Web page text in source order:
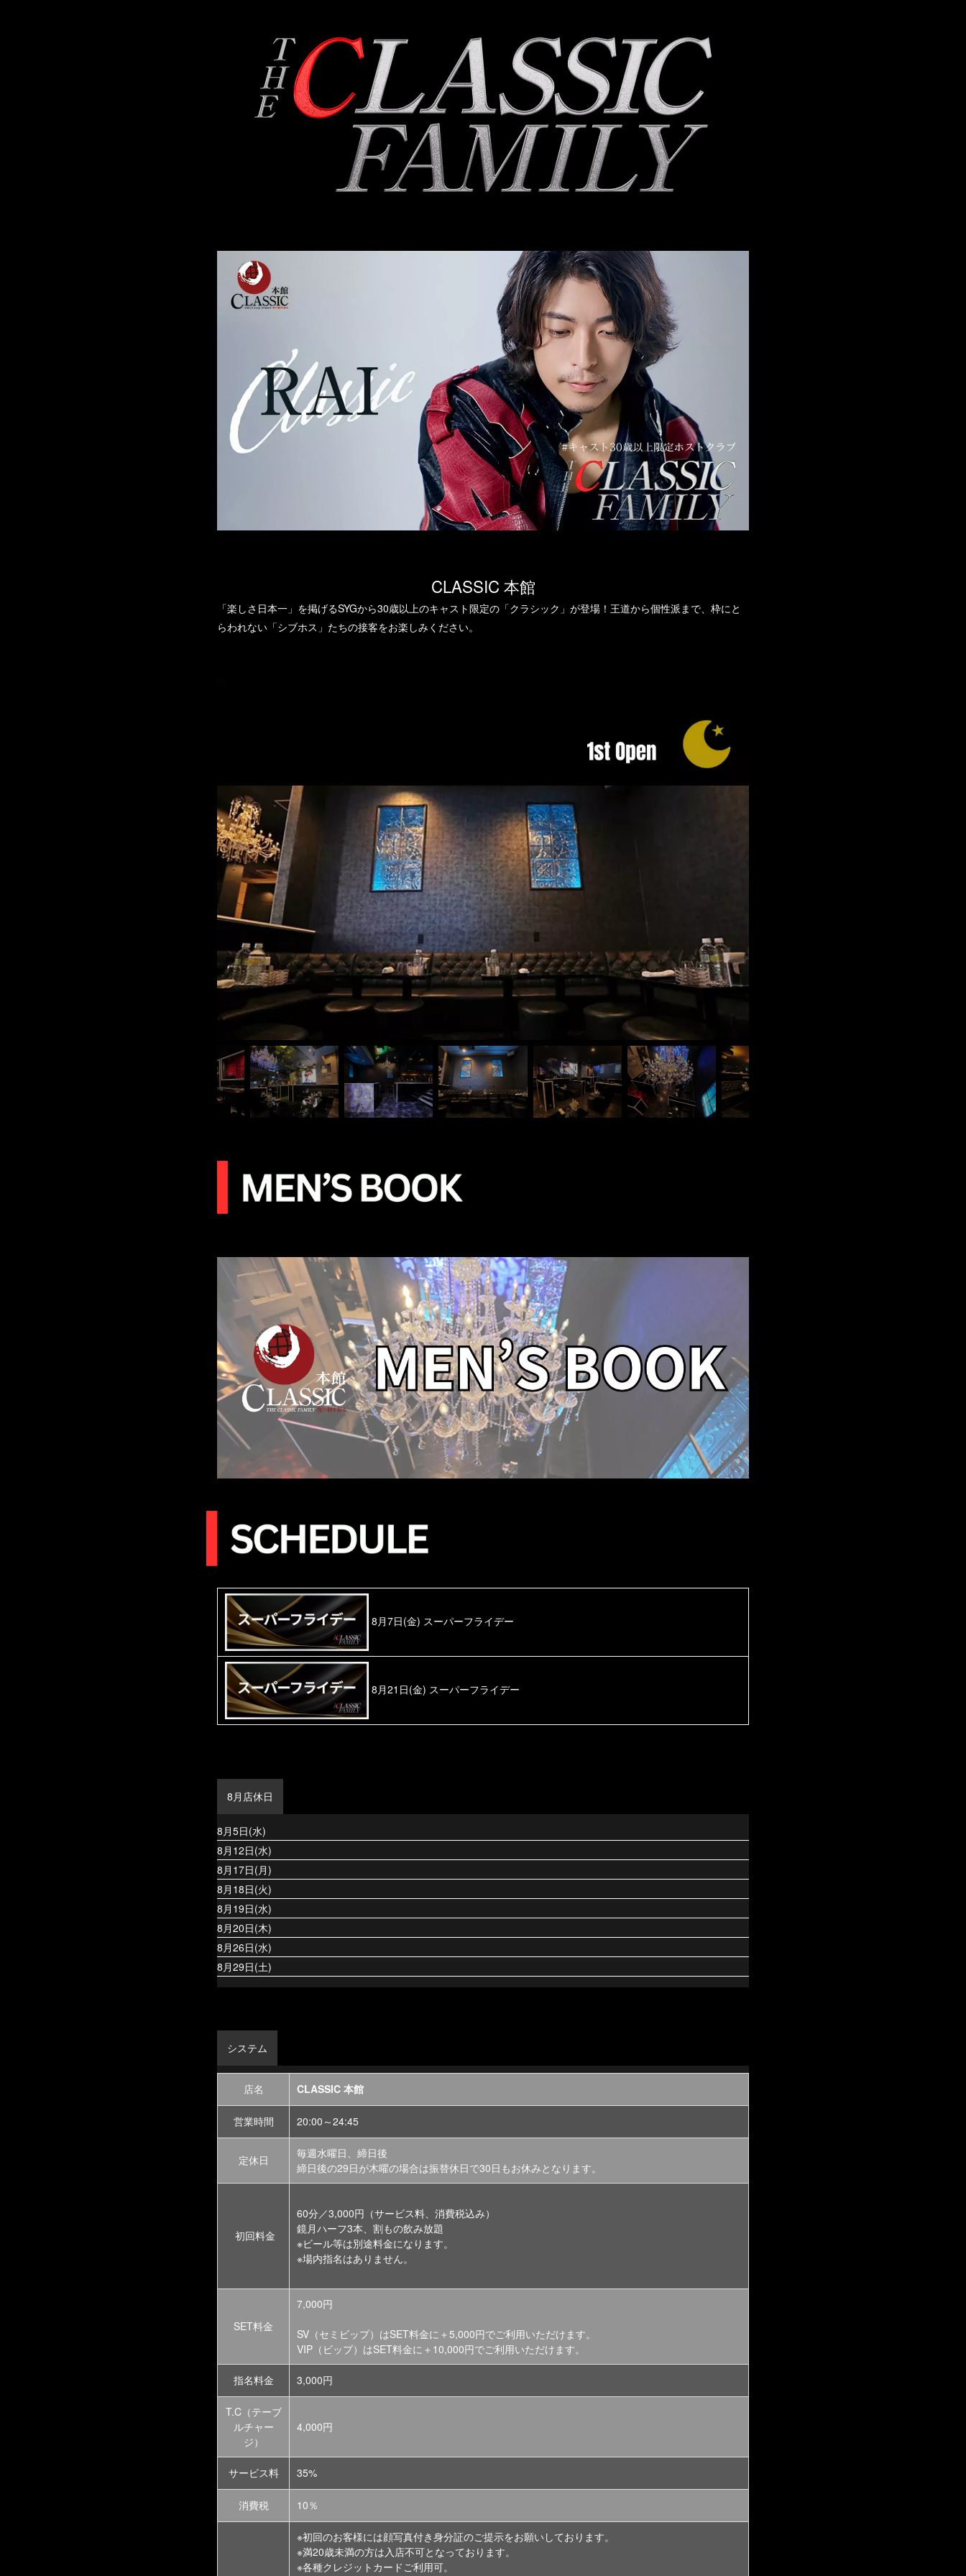
CLASSIC 本館
「楽しさ日本一」を掲げるSYGから30歳以上のキャスト限定の「クラシック」が登場！王道から個性派まで、枠にと
らわれない「シブホス」たちの接客をお楽しみください。
8月7日(金) スーパーフライデー
8月21日(金) スーパーフライデー
8月店休日
8月5日(水)
8月12日(水)
8月17日(月)
8月18日(火)
8月19日(水)
8月20日(木)
8月26日(水)
8月29日(土)
システム
店名 CLASSIC 本館
営業時間 20:00～24:45
定休日
毎週水曜日、締日後
締日後の29日が木曜の場合は振替休日で30日もお休みとなります。
初回料金
60分／3,000円（サービス料、消費税込み）
鏡月ハーフ3本、割もの飲み放題
※ビール等は別途料金になります。
※場内指名はありません。
SET料金
7,000円
SV（セミビップ）はSET料金に＋5,000円でご利用いただけます。
VIP（ビップ）はSET料金に＋10,000円でご利用いただけます。
指名料金 3,000円
T.C（テーブ
ルチャー
ジ）
4,000円
サービス料 35%
消費税 10％
※初回のお客様には顔写真付き身分証のご提示をお願いしております。
※満20歳未満の方は入店不可となっております。
※各種クレジットカードご利用可。